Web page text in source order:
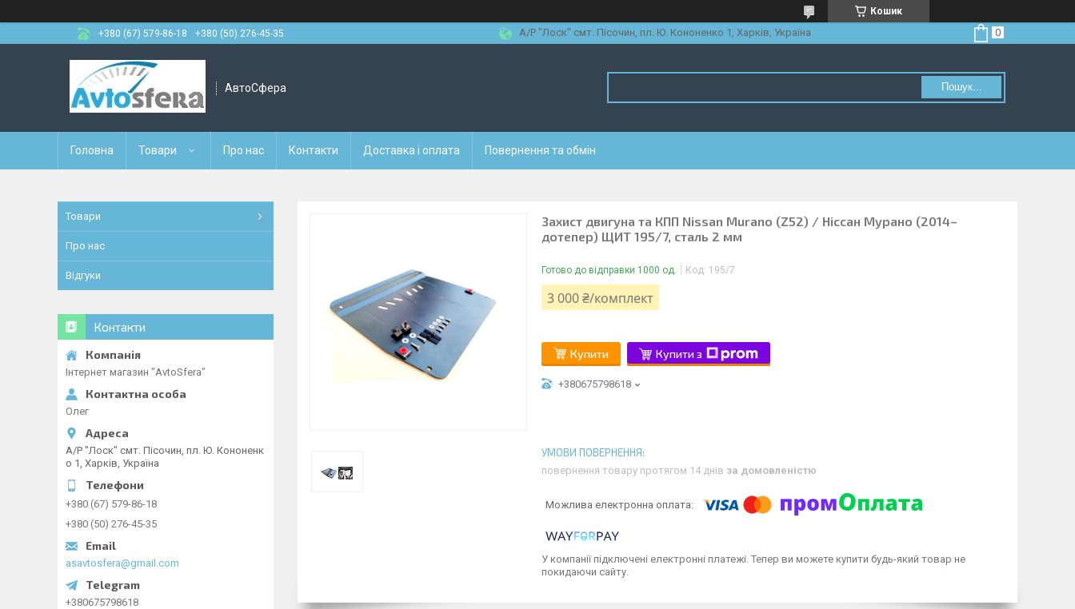
Кошик
+380 (67) 579-86-18
+380 (50) 276-45-35 А/Р "Лоск" смт. Пісочин, пл. Ю. Кононенко 1, Харків, Україна
АвтоСфера Пошук...
Головна Товари Про нас Контакти Доставка і оплата Повернення та обмін
Захист двигуна та КПП Nissan Murano (Z52) / Ніссан Мурано (2014–
дотепер) ЩИТ 195/7, сталь 2 мм
Готово до відправки 1000 од. Код: 195/7
3 000 ₴/комплект
Купити Купити з
+380675798618
повернення товару протягом 14 днів за домовленістю
У компанії підключені електронні платежі. Тепер ви можете купити будь-який товар не
покидаючи сайту.
Товари
Про нас
Відгуки
Контакти
Інтернет магазин "AvtoSfera"
Олег
А/Р "Лоск" смт. Пісочин, пл. Ю. Кононенк
о 1, Харків, Україна
+380 (67) 579-86-18
+380 (50) 276-45-35
asavtosfera@gmail.com
+380675798618